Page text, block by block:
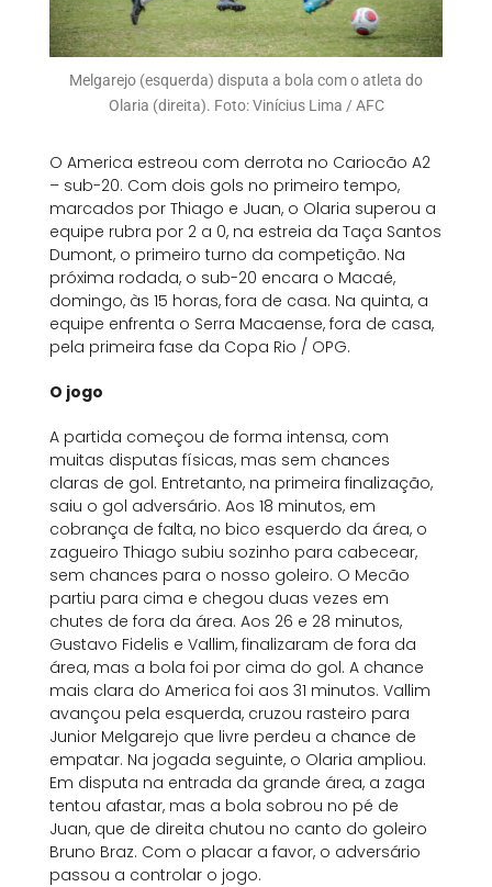
Melgarejo (esquerda) disputa a bola com o atleta do
Olaria (direita). Foto: Vinícius Lima / AFC
O America estreou com derrota no Cariocão A2
– sub-20. Com dois gols no primeiro tempo,
marcados por Thiago e Juan, o Olaria superou a
equipe rubra por 2 a 0, na estreia da Taça Santos
Dumont, o primeiro turno da competição. Na
próxima rodada, o sub-20 encara o Macaé,
domingo, às 15 horas, fora de casa. Na quinta, a
equipe enfrenta o Serra Macaense, fora de casa,
pela primeira fase da Copa Rio / OPG.
O jogo
A partida começou de forma intensa, com
muitas disputas físicas, mas sem chances
claras de gol. Entretanto, na primeira finalização,
saiu o gol adversário. Aos 18 minutos, em
cobrança de falta, no bico esquerdo da área, o
zagueiro Thiago subiu sozinho para cabecear,
sem chances para o nosso goleiro. O Mecão
partiu para cima e chegou duas vezes em
chutes de fora da área. Aos 26 e 28 minutos,
Gustavo Fidelis e Vallim, finalizaram de fora da
área, mas a bola foi por cima do gol. A chance
mais clara do America foi aos 31 minutos. Vallim
avançou pela esquerda, cruzou rasteiro para
Junior Melgarejo que livre perdeu a chance de
empatar. Na jogada seguinte, o Olaria ampliou.
Em disputa na entrada da grande área, a zaga
tentou afastar, mas a bola sobrou no pé de
Juan, que de direita chutou no canto do goleiro
Bruno Braz. Com o placar a favor, o adversário
passou a controlar o jogo.